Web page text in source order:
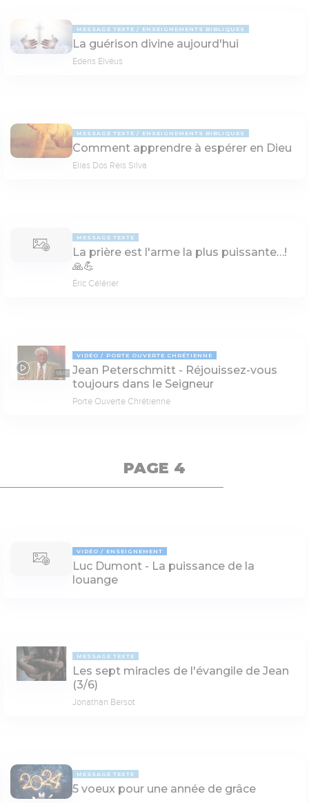
MESSAGE TEXTE ENSEIGNEMENTS BIBLIQUES
La guérison divine aujourd'hui
Edens Elvéus
MESSAGE TEXTE ENSEIGNEMENTS BIBLIQUES
Comment apprendre à espérer en Dieu
Elias Dos Reis Silva
MESSAGE TEXTE
La prière est l'arme la plus puissante…!
🙏💪
Éric Célérier
55:07
VIDÉO PORTE OUVERTE CHRÉTIENNE
Jean Peterschmitt - Réjouissez-vous
toujours dans le Seigneur
Porte Ouverte Chrétienne
PAGE 4
VIDÉO ENSEIGNEMENT
Luc Dumont - La puissance de la
louange
MESSAGE TEXTE
Les sept miracles de l'évangile de Jean
(3/6)
Jonathan Bersot
MESSAGE TEXTE
5 voeux pour une année de grâce